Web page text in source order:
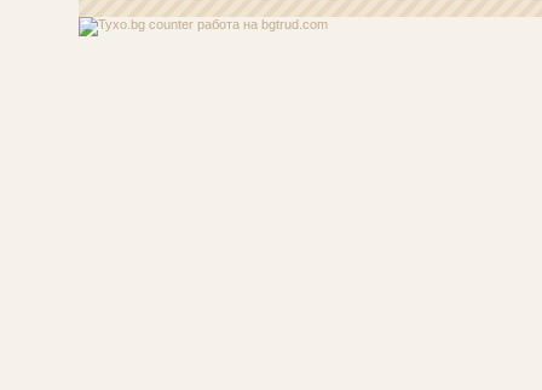
работа на bgtrud.com